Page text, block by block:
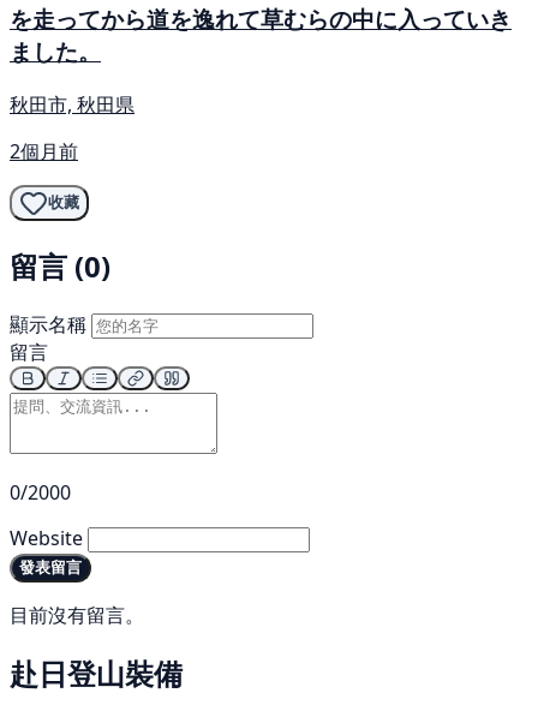
を走ってから道を逸れて草むらの中に入っていき
ました。
秋田市, 秋田県
2個月前
收藏
留言 (0)
顯示名稱
留言
0/2000
Website
發表留言
目前沒有留言。
赴日登山裝備